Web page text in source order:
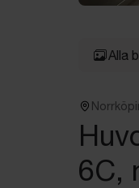
Alla
6C,